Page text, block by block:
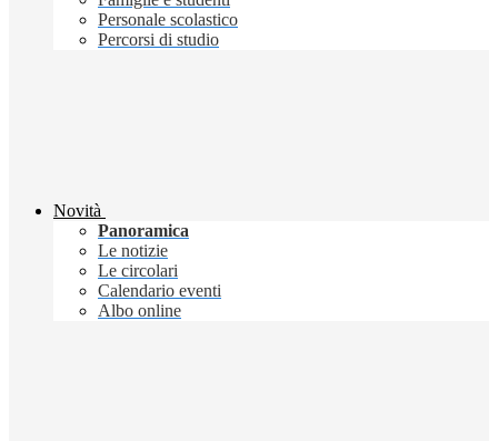
Personale scolastico
Percorsi di studio
Novità
Panoramica
Le notizie
Le circolari
Calendario eventi
Albo online